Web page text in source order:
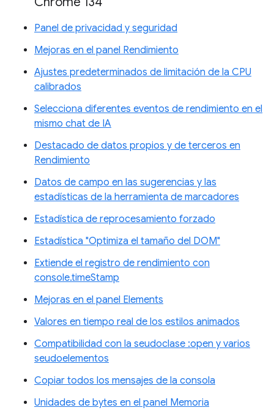
Panel de privacidad y seguridad
Mejoras en el panel Rendimiento
Ajustes predeterminados de limitación de la CPU
calibrados
Selecciona diferentes eventos de rendimiento en el
mismo chat de IA
Destacado de datos propios y de terceros en
Rendimiento
Datos de campo en las sugerencias y las
estadísticas de la herramienta de marcadores
Estadística de reprocesamiento forzado
Estadística "Optimiza el tamaño del DOM"
Extiende el registro de rendimiento con
console.timeStamp
Mejoras en el panel Elements
Valores en tiempo real de los estilos animados
Compatibilidad con la seudoclase :open y varios
seudoelementos
Copiar todos los mensajes de la consola
Unidades de bytes en el panel Memoria